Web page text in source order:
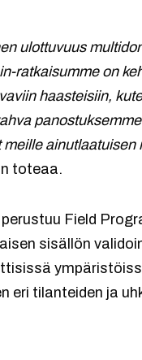
ulottuvuus
ratkaisumme on
haasteisiin,
toteaa.
Field
sisällön
eri tilanteiden ja